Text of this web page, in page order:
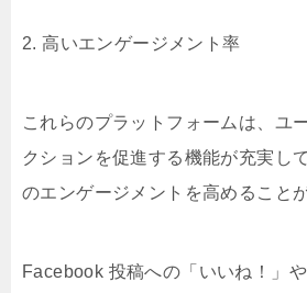
2. 高いエンゲージメント率
これらのプラットフォームは、ユ
クションを促進する機能が充実し
のエンゲージメントを高めること
Facebook 投稿への「いいね！」